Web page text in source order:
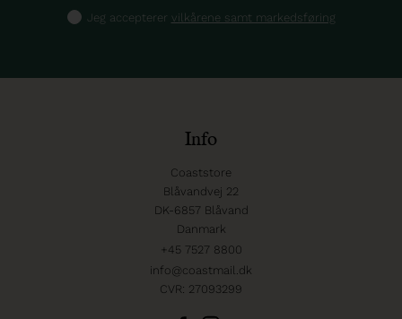
Jeg accepterer vilkårene samt markedsføring
Info
Coaststore
Blåvandvej 22
DK-6857 Blåvand
Danmark
+45 7527 8800
info@coastmail.dk
CVR: 27093299